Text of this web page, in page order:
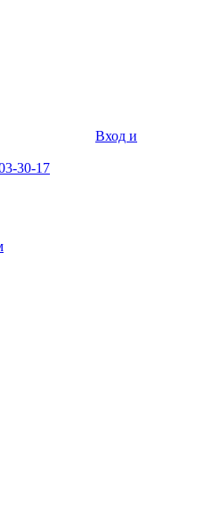
Вход и
30-17